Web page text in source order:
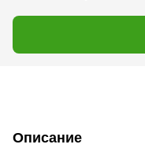
Описание